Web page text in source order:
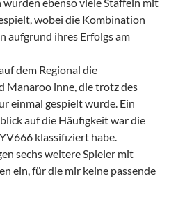
wobei die Kombination
aufgrund ihres Erfolgs am
dem Regional die
Manaroo inne, die trotz des
einmal gespielt wurde. Ein
auf die Häufigkeit war die
klassifiziert habe.
sechs weitere Spieler mit
ein, für die mir keine passende